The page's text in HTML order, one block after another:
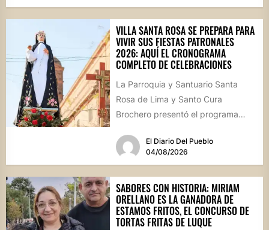
VILLA SANTA ROSA SE PREPARA PARA
VIVIR SUS FIESTAS PATRONALES
2026: AQUÍ EL CRONOGRAMA
COMPLETO DE CELEBRACIONES
La Parroquia y Santuario Santa
Rosa de Lima y Santo Cura
Brochero presentó el programa
El Diario Del Pueblo
04/08/2026
SABORES CON HISTORIA: MIRIAM
ORELLANO ES LA GANADORA DE
ESTAMOS FRITOS, EL CONCURSO DE
TORTAS FRITAS DE LUQUE